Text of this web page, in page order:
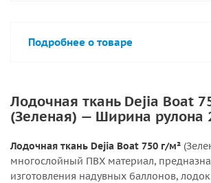
Подробнее о товаре
Лодочная ткань Dejia Boat
(Зеленая) — Ширина рулона
Лодочная ткань Dejia Boat 750 г/м²
многослойный ПВХ материал,
изготовления надувных баллонов,